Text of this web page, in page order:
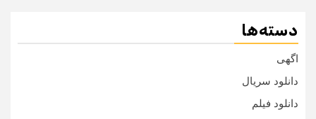
دسته‌ها
اگهی
دانلود سریال
دانلود فیلم